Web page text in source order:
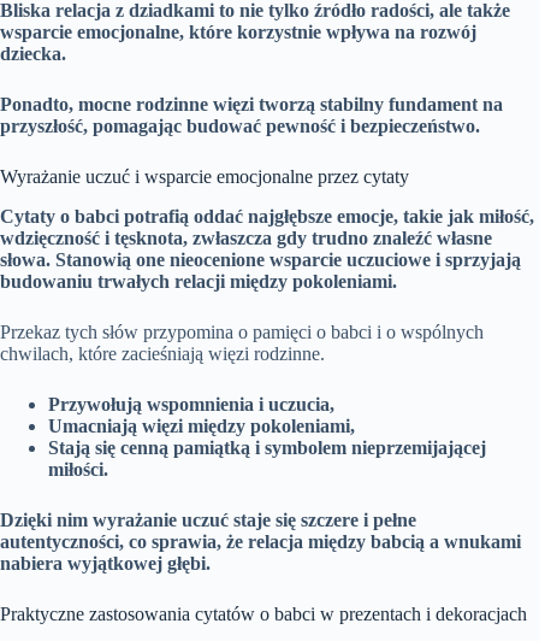
Bliska relacja z dziadkami to nie tylko źródło radości, ale także
wsparcie emocjonalne, które korzystnie wpływa na rozwój
dziecka.
Ponadto, mocne rodzinne więzi tworzą stabilny fundament na
przyszłość, pomagając budować pewność i bezpieczeństwo.
Wyrażanie uczuć i wsparcie emocjonalne przez cytaty
Cytaty o babci potrafią oddać najgłębsze emocje, takie jak miłość,
wdzięczność i tęsknota, zwłaszcza gdy trudno znaleźć własne
słowa. Stanowią one nieocenione wsparcie uczuciowe i sprzyjają
budowaniu trwałych relacji między pokoleniami.
Przekaz tych słów przypomina o pamięci o babci i o wspólnych
chwilach, które zacieśniają więzi rodzinne.
Przywołują wspomnienia i uczucia,
Umacniają więzi między pokoleniami,
Stają się cenną pamiątką i symbolem nieprzemijającej
miłości.
Dzięki nim wyrażanie uczuć staje się szczere i pełne
autentyczności, co sprawia, że relacja między babcią a wnukami
nabiera wyjątkowej głębi.
Praktyczne zastosowania cytatów o babci w prezentach i dekoracjach